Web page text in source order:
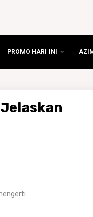
PROMO HARI INI
Jelaskan